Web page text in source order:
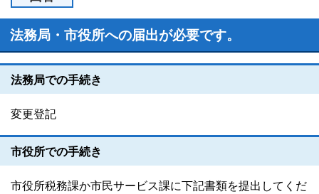
法務局・市役所への届出が必要です。
法務局での手続き
変更登記
市役所での手続き
市役所税務課か市民サービス課に下記書類を提出してくだ